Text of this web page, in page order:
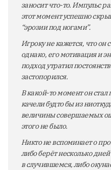
заносит что-то. Импульс
этот момент успешно
“эрозии под ногами”.
Игроку не кажется, что он
однако, его мотивация и
подход утратил
застопорился.
В какой-то момент он
качели будто бы из
величины совершаемых
этого не было.
Никто не вспоминает о
либо берёт несколько
в случившемся, либо